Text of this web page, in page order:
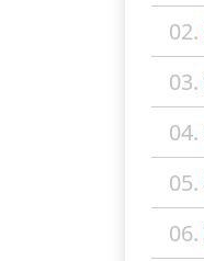
02.
03.
04.
05.
06.